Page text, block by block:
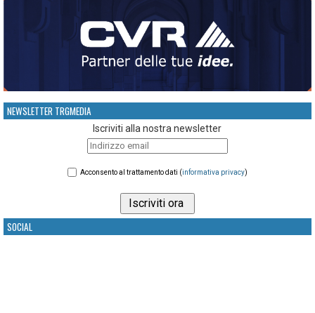
NEWSLETTER TRGMEDIA
Iscriviti alla nostra newsletter
Acconsento al trattamento dati (informativa privacy)
SOCIAL